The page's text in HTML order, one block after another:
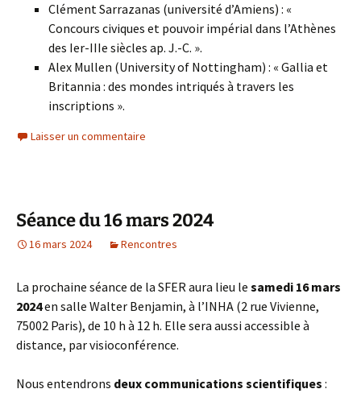
Clément Sarrazanas (université d’Amiens) : «
Concours civiques et pouvoir impérial dans l’Athènes
des Ier-IIIe siècles ap. J.-C. ».
Alex Mullen (University of Nottingham) : « Gallia et
Britannia : des mondes intriqués à travers les
inscriptions ».
Laisser un commentaire
Séance du 16 mars 2024
16 mars 2024 Rencontres
La prochaine séance de la SFER aura lieu le samedi 16 mars
2024en salle Walter Benjamin, à l’INHA (2 rue Vivienne,
75002 Paris), de 10 h à 12 h. Elle sera aussi accessible à
distance, par visioconférence.
Nous entendrons deux communications scientifiques :